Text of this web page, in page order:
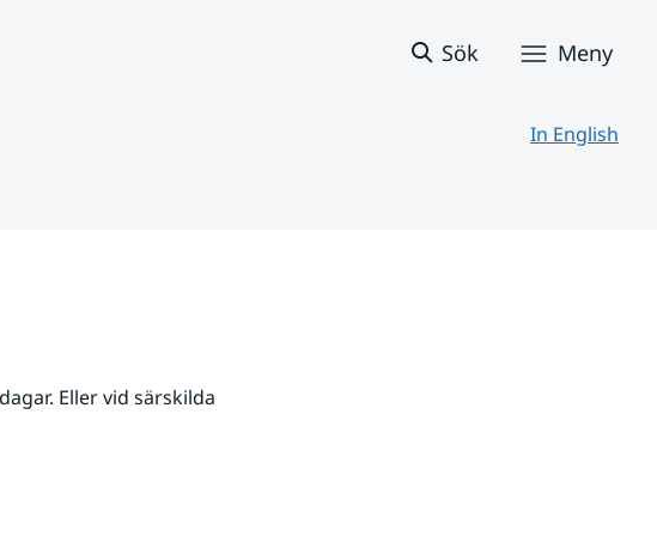
Sök Meny
In English
Eller vid särskilda